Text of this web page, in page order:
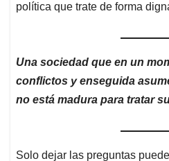
política que trate de forma
Una sociedad que en un
conflictos y enseguida
no está madura para tratar
Solo dejar las preguntas